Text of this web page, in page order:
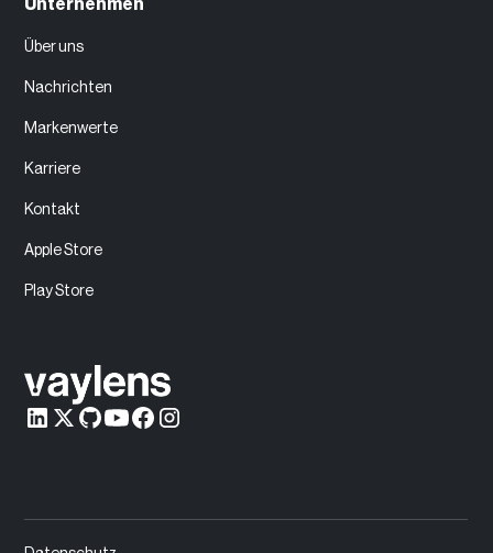
Unternehmen
Über uns
Nachrichten
Markenwerte
Karriere
Kontakt
Apple Store
Play Store